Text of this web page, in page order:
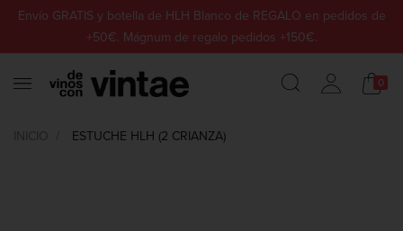
Envío GRATIS y botella de HLH Blanco de REGALO en pedidos de
+50€. Mágnum de regalo pedidos +150€.
0
ESTUCHE HLH (2 CRIANZA)